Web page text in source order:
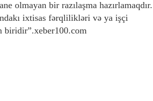
olmayan bir razılaşma hazırlamaqdır.
ixtisas fərqlilikləri və ya işçi
biridir”.xeber100.com